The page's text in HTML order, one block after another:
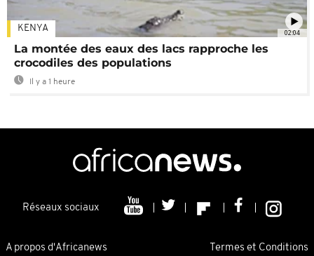
02:04
KENYA
La montée des eaux des lacs rapproche les
crocodiles des populations
Il y a 1 heure
Réseaux sociaux
A propos d'Africanews Termes et Conditions